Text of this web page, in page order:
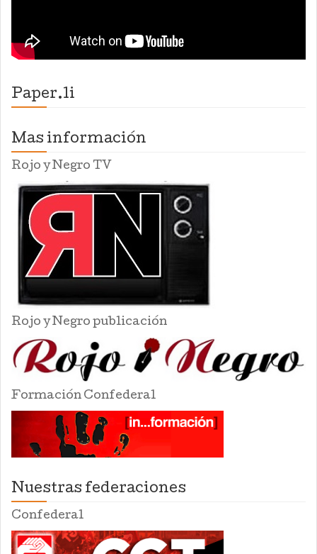
Paper.li
Mas información
Rojo y Negro TV
Rojo y Negro publicación
Formación Confederal
Nuestras federaciones
Confederal